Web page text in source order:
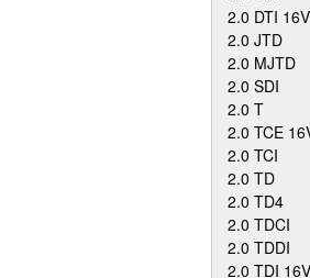
2.0 DTI 16V
2.0 JTD
2.0 MJTD
2.0 SDI
2.0 T
2.0 TCE
2.0 TCI
2.0 TD
2.0 TD4
2.0 TDCI
2.0 TDDI
2.0 TDI 16V